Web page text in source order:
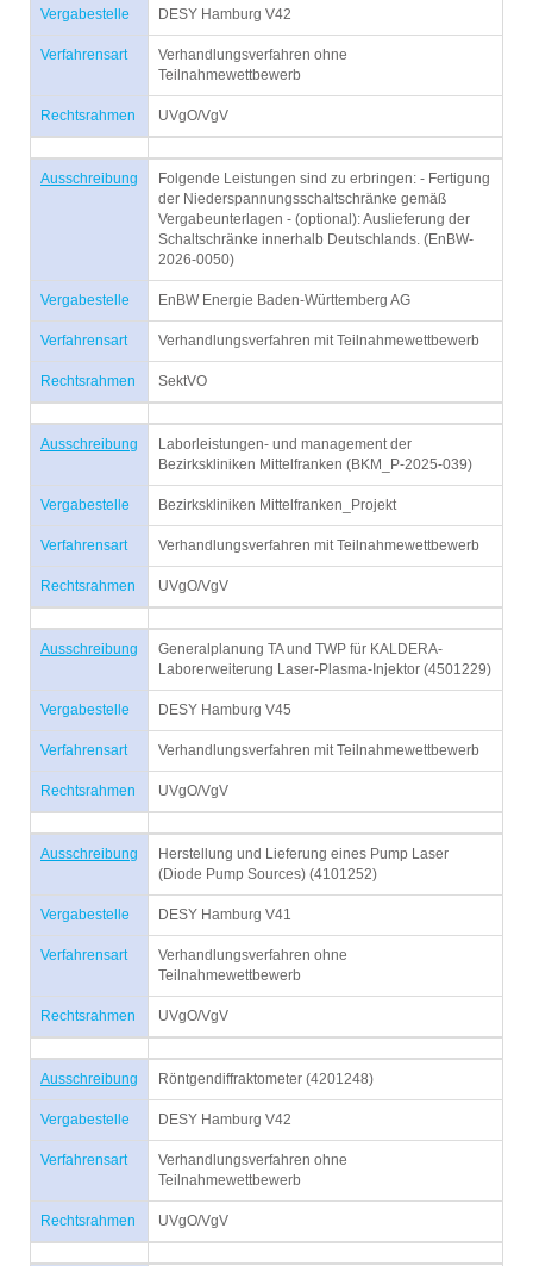
Vergabestelle DESY Hamburg V42
Verfahrensart
Verhandlungsverfahren ohne
Teilnahmewettbewerb
Rechtsrahmen UVgO/VgV
Ausschreibung
Folgende Leistungen sind zu erbringen: - Fertigung
der Niederspannungsschaltschränke gemäß
Vergabeunterlagen - (optional): Auslieferung der
Schaltschränke innerhalb Deutschlands. (EnBW-
2026-0050)
Vergabestelle EnBW Energie Baden-Württemberg AG
Verfahrensart Verhandlungsverfahren mit Teilnahmewettbewerb
Rechtsrahmen SektVO
Ausschreibung
Laborleistungen- und management der
Bezirkskliniken Mittelfranken (BKM_P-2025-039)
Vergabestelle Bezirkskliniken Mittelfranken_Projekt
Verfahrensart Verhandlungsverfahren mit Teilnahmewettbewerb
Rechtsrahmen UVgO/VgV
Ausschreibung
Generalplanung TA und TWP für KALDERA-
Laborerweiterung Laser-Plasma-Injektor (4501229)
Vergabestelle DESY Hamburg V45
Verfahrensart Verhandlungsverfahren mit Teilnahmewettbewerb
Rechtsrahmen UVgO/VgV
Ausschreibung
Herstellung und Lieferung eines Pump Laser
(Diode Pump Sources) (4101252)
Vergabestelle DESY Hamburg V41
Verfahrensart
Verhandlungsverfahren ohne
Teilnahmewettbewerb
Rechtsrahmen UVgO/VgV
Ausschreibung Röntgendiffraktometer (4201248)
Vergabestelle DESY Hamburg V42
Verfahrensart
Verhandlungsverfahren ohne
Teilnahmewettbewerb
Rechtsrahmen UVgO/VgV